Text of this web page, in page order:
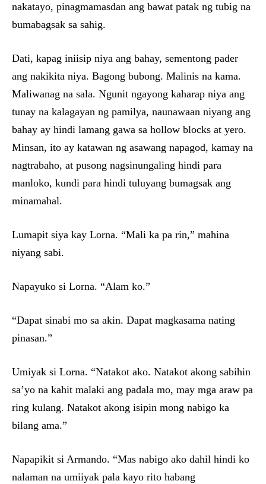
nakatayo, pinagmamasdan ang bawat patak ng tubig na
bumabagsak sa sahig.
Dati, kapag iniisip niya ang bahay, sementong pader
ang nakikita niya. Bagong bubong. Malinis na kama.
Maliwanag na sala. Ngunit ngayong kaharap niya ang
tunay na kalagayan ng pamilya, naunawaan niyang ang
bahay ay hindi lamang gawa sa hollow blocks at yero.
Minsan, ito ay katawan ng asawang napagod, kamay na
nagtrabaho, at pusong nagsinungaling hindi para
manloko, kundi para hindi tuluyang bumagsak ang
minamahal.
Lumapit siya kay Lorna. “Mali ka pa rin,” mahina
niyang sabi.
Napayuko si Lorna. “Alam ko.”
“Dapat sinabi mo sa akin. Dapat magkasama nating
pinasan.”
Umiyak si Lorna. “Natakot ako. Natakot akong sabihin
sa’yo na kahit malaki ang padala mo, may mga araw pa
ring kulang. Natakot akong isipin mong nabigo ka
bilang ama.”
Napapikit si Armando. “Mas nabigo ako dahil hindi ko
nalaman na umiiyak pala kayo rito habang